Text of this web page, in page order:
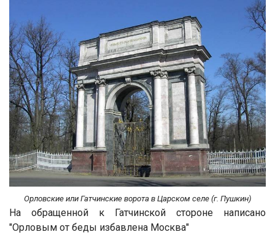
Орловские или Гатчинские ворота в Царском селе (г. Пушкин)
На обращенной к Гатчинской стороне написано
"Орловым от беды избавлена Москва"